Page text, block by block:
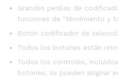
Grandes perillas de
funciones de “Movimiento y
Botón codificador de
Todos los botones están
Todos los controles,
botones, se pueden asignar